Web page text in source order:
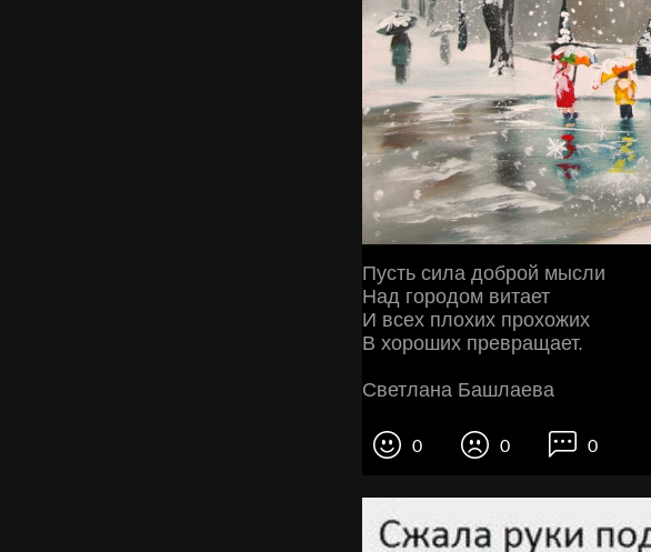
Пусть сила доброй мысли
Над городом витает
И всех плохих прохожих
В хороших превращает.
Светлана Башлаева
0 0 0